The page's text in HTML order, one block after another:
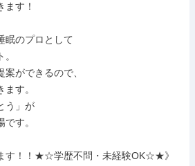
ます！
眠のプロとして
ができるので、
す。
う」が
す。
す！！★☆学歴不問・未経験OK☆★》